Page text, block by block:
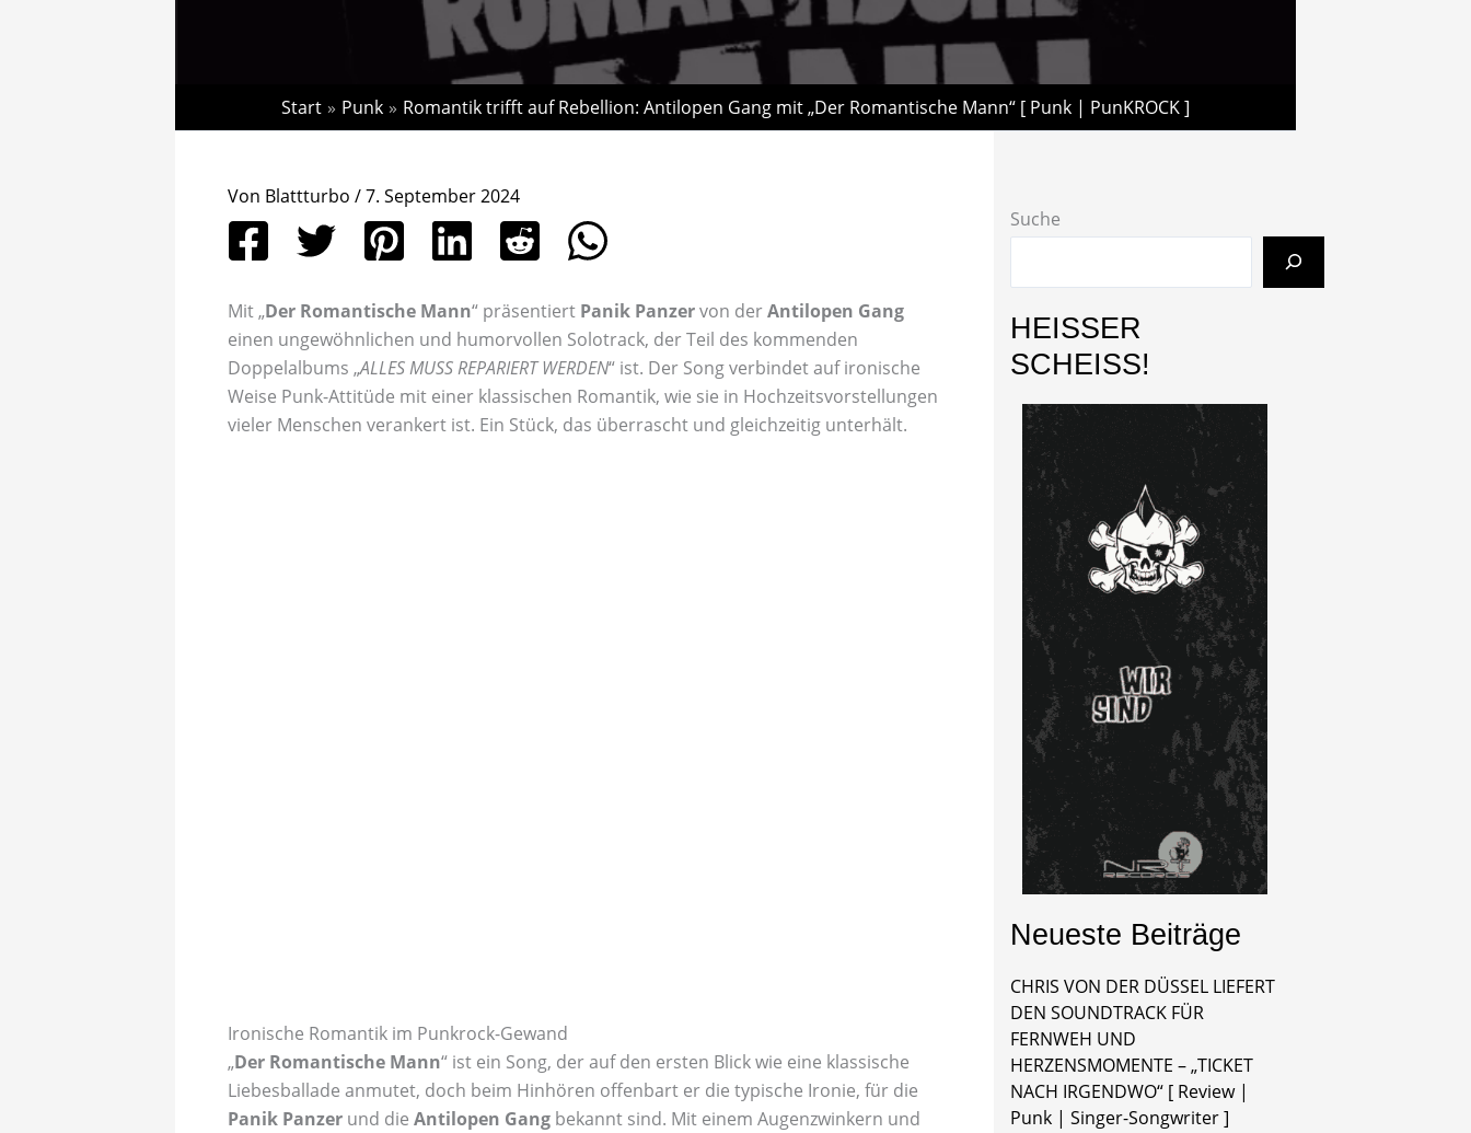
Start Punk Romantik trifft auf Rebellion: Antilopen Gang mit „Der Romantische Mann“ [ Punk | PunKROCK ]
Von Blattturbo /7. September 2024
Mit „Der Romantische Mann“ präsentiert Panik Panzervon derAntilopen Gang
einen ungewöhnlichen und humorvollen Solotrack, der Teil des kommenden
Doppelalbums „ALLES MUSS REPARIERT WERDEN“ ist. Der Song verbindet auf ironische
Weise Punk-Attitüde mit einer klassischen Romantik, wie sie in Hochzeitsvorstellungen
vieler Menschen verankert ist. Ein Stück, das überrascht und gleichzeitig unterhält.
Ironische Romantik im Punkrock-Gewand
„Der Romantische Mann“ ist ein Song, der auf den ersten Blick wie eine klassische
Liebesballade anmutet, doch beim Hinhören offenbart er die typische Ironie, für die
Panik Panzer und die Antilopen Gang bekannt sind. Mit einem Augenzwinkern und
Suche
HEISSER
SCHEISS!
Neueste Beiträge
CHRIS VON DER DÜSSEL LIEFERT
DEN SOUNDTRACK FÜR
FERNWEH UND
HERZENSMOMENTE – „TICKET
NACH IRGENDWO“ [ Review |
Punk | Singer-Songwriter ]